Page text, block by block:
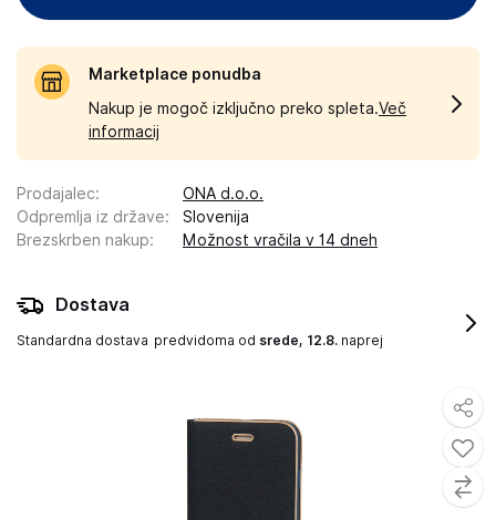
Marketplace ponudba
Nakup je mogoč izključno preko spleta.Več
informacij
Prodajalec:
ONA d.o.o.
Odpremlja iz države:
Slovenija
Brezskrben nakup: Možnost vračila v 14 dneh
Dostava
Standardna dostava predvidoma od srede, 12.8. naprej